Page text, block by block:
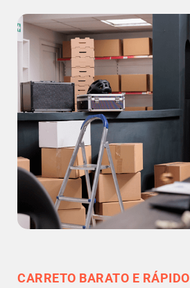
CARRETO BARATO E RÁPIDO